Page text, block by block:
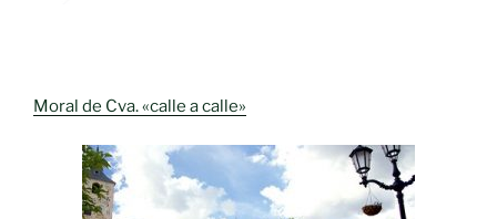
Moral de Cva. «calle a calle»